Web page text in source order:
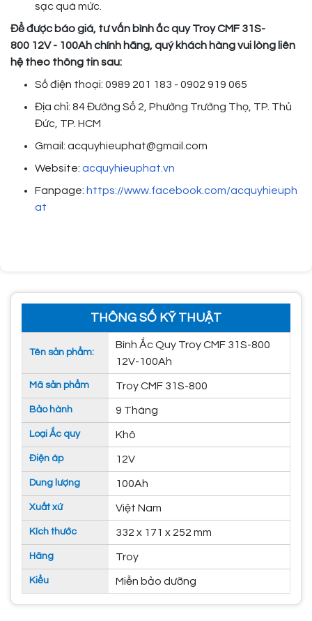
sạc quá mức.
Để được báo giá, tư vấn bình ắc quy Troy CMF 31S-
800 12V - 100Ah chính hãng, quý khách hàng vui lòng liên
hệ theo thông tin sau:
Số điện thoại: 0989 201 183 - 0902 919 065
Địa chỉ: 84 Đường Số 2, Phường Trường Thọ, TP. Thủ
Đức, TP. HCM
Gmail: acquyhieuphat@gmail.com
Website: acquyhieuphat.vn
Fanpage: https://www.facebook.com/acquyhieuph
at
THÔNG SỐ KỸ THUẬT
Tên sản phẩm:
Bình Ắc Quy Troy CMF 31S-800
12V-100Ah
Mã sản phẩm Troy CMF 31S-800
Bảo hành 9 Tháng
Loại Ắc quy Khô
Điện áp 12V
Dung lượng 100Ah
Xuất xứ Việt Nam
Kích thước 332 x 171 x 252 mm
Hãng Troy
Kiểu Miễn bảo dưỡng